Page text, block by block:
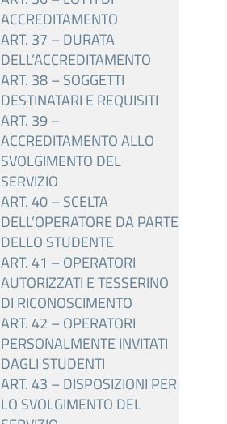
ACCREDITAMENTO
ART. 37 – DURATA
DELL’ACCREDITAMENTO
ART. 38 – SOGGETTI
DESTINATARI E REQUISITI
ART. 39 –
ACCREDITAMENTO ALLO
SVOLGIMENTO DEL
SERVIZIO
ART. 40 – SCELTA
DELL’OPERATORE DA PARTE
DELLO STUDENTE
ART. 41 – OPERATORI
AUTORIZZATI E TESSERINO
DI RICONOSCIMENTO
ART. 42 – OPERATORI
PERSONALMENTE INVITATI
DAGLI STUDENTI
ART. 43 – DISPOSIZIONI PER
LO SVOLGIMENTO DEL